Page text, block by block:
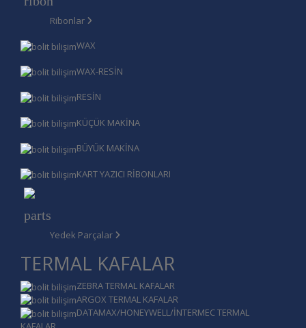
Ribonlar
WAX
WAX-RESİN
RESİN
KÜÇÜK MAKİNA
BÜYÜK MAKİNA
KART YAZICI RİBONLARI
Yedek Parçalar
TERMAL KAFALAR
ZEBRA TERMAL KAFALAR
ARGOX TERMAL KAFALAR
DATAMAX/HONEYWELL/İNTERMEC TERMAL